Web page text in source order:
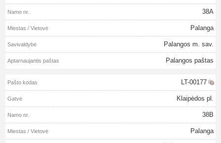
38A
Palanga
Palangos m. sav.
Palangos paštas
LT-00177
Klaipėdos pl.
38B
Palanga